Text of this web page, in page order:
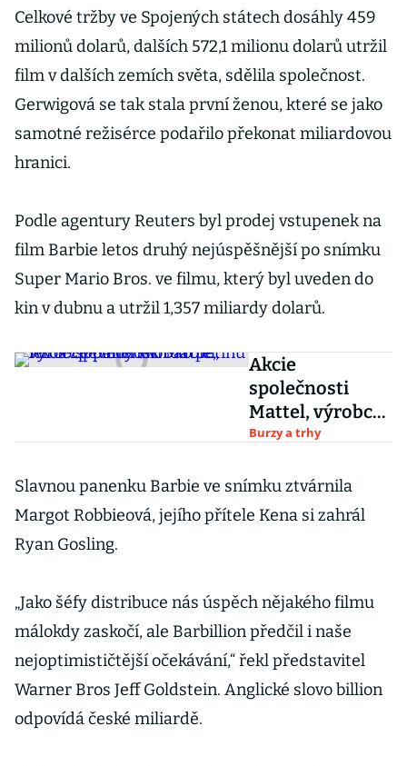
Celkové tržby ve Spojených státech dosáhly 459
milionů dolarů, dalších 572,1 milionu dolarů utržil
film v dalších zemích světa, sdělila společnost.
Gerwigová se tak stala první ženou, které se jako
samotné režisérce podařilo překonat miliardovou
hranici.
Podle agentury Reuters byl prodej vstupenek na
film Barbie letos druhý nejúspěšnější po snímku
Super Mario Bros. ve filmu, který byl uveden do
kin v dubnu a utržil 1,357 miliardy dolarů.
Akcie
společnosti
Mattel, výrobce
panenek Barbie,
skoro o pětinu
Burzy a trhy
Slavnou panenku Barbie ve snímku ztvárnila
Margot Robbieová, jejího přítele Kena si zahrál
Ryan Gosling.
„Jako šéfy distribuce nás úspěch nějakého filmu
málokdy zaskočí, ale Barbillion předčil i naše
nejoptimističtější očekávání,“ řekl představitel
Warner Bros Jeff Goldstein. Anglické slovo billion
odpovídá české miliardě.